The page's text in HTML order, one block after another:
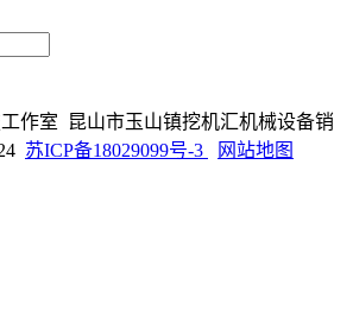
作室 昆山市玉山镇挖机汇机械设备销
苏ICP备18029099号-3 网站地图